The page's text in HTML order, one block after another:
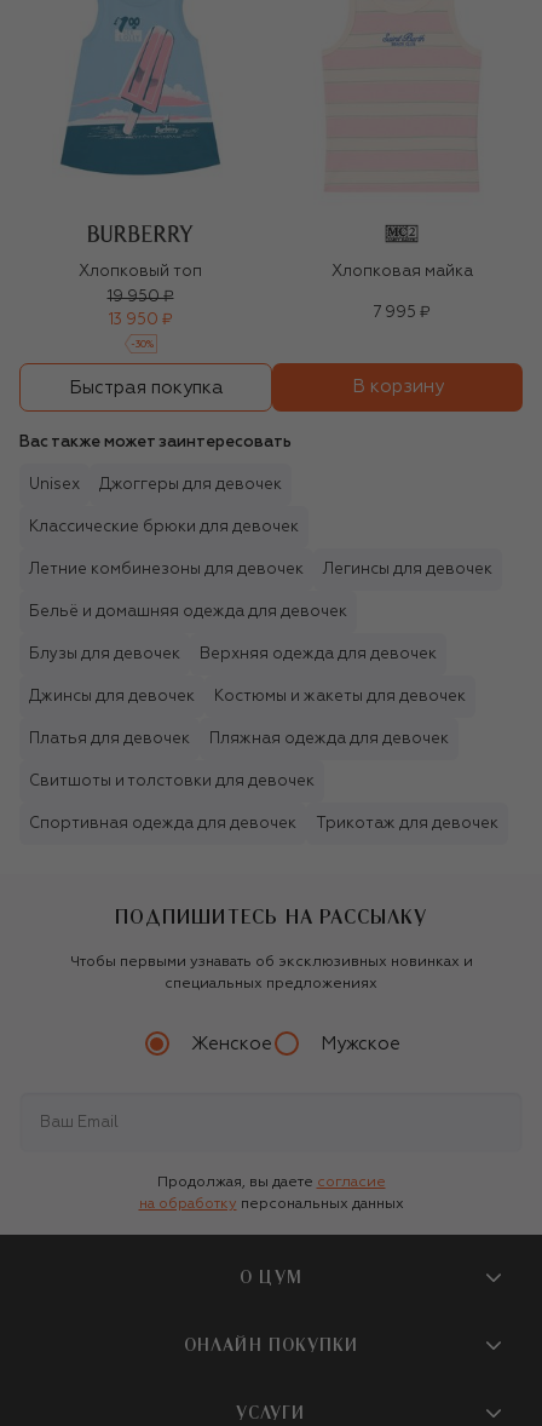
Хлопковый топ
19 950 ₽
13 950 ₽
-30%
Хлопковая майка
7 995 ₽
Быстрая покупка В корзину
Вас также может заинтересовать
Unisex Джоггеры для девочек
Классические брюки для девочек
Летние комбинезоны для девочек Легинсы для девочек
Бельё и домашняя одежда для девочек
Блузы для девочек Верхняя одежда для девочек
Джинсы для девочек Костюмы и жакеты для девочек
Платья для девочек Пляжная одежда для девочек
Свитшоты и толстовки для девочек
Спортивная одежда для девочек Трикотаж для девочек
ПОДПИШИТЕСЬ НА РАССЫЛКУ
Чтобы первыми узнавать об эксклюзивных новинках и
специальных предложениях
Женское Мужское
Продолжая, вы даете согласие
на обработку персональных данных
О ЦУМ
О магазине
Бутики и ПВЗ ЦУМ
ОНЛАЙН ПОКУПКИ
УСЛУГИ